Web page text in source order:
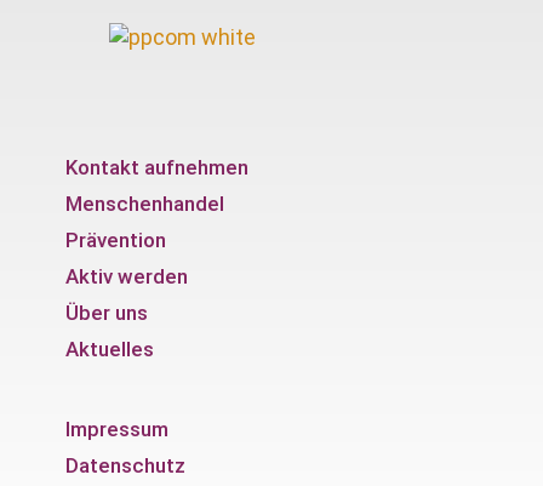
Kontakt aufnehmen
Menschenhandel
Prävention
Aktiv werden
Über uns
Aktuelles
Impressum
Datenschutz